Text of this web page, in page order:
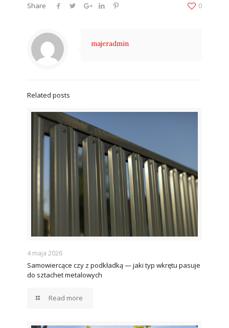
Share 0
majeradmin
Related posts
4 maja 2026
Samowiercące czy z podkładką — jaki typ wkrętu pasuje
do sztachet metalowych
Read more